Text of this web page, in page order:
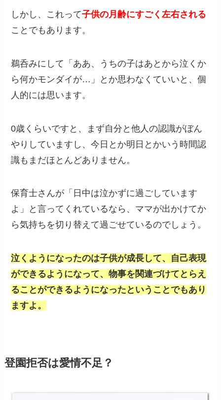
しかし、これって子供の月齢にすごく左右される
ことでもあります。
鵜呑みにして「ああ、うちの子はあとから泣くか
ら何かモンダイが…」とか思わなくていいと、個
人的には思います。
0歳くらいですと、まず自分と他人の認識がぼん
やりしていますし、今日とか明日とかいう時間認
識もまだほとんどありません。
保育士さんが「日中は泣かずに過ごしています
よ」と言ってくれているなら、ママが出かけてか
ら気持ちを切り替えて過ごせているのでしょう。
泣くようになったのは子供が成長して、自己表現
ができるようになって、物事を関連づけてとらえ
ることができるようになったということでもあり
ますよ。
登園拒否は愛情不足？